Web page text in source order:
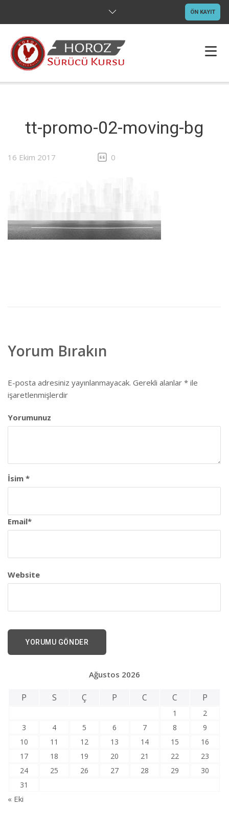
ÖN KAYIT
SSS
tt-promo-02-moving-bg
16 Ekim 2017 0
Yorum Bırakın
E-posta adresiniz yayınlanmayacak. Gerekli alanlar * ile
işaretlenmişlerdir
Yorumunuz
İsim *
Email*
Website
Ağustos 2026
P S Ç P C C P
1
2
3
4 5 6 7 8
9
10
11 12 13 14 15
16
17
18 19 20 21 22
23
24
25 26 27 28 29
30
31
« Eki